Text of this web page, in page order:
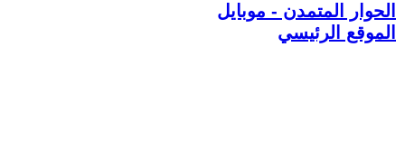
الحوار المتمدن - موبايل
الموقع الرئيسي